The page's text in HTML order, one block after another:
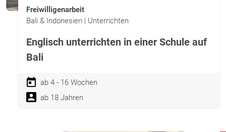
Freiwilligenarbeit
Bali & Indonesien | Unterrichten
Englisch unterrichten in einer Schule auf
Bali
ab 4 - 16 Wochen
ab 18 Jahren